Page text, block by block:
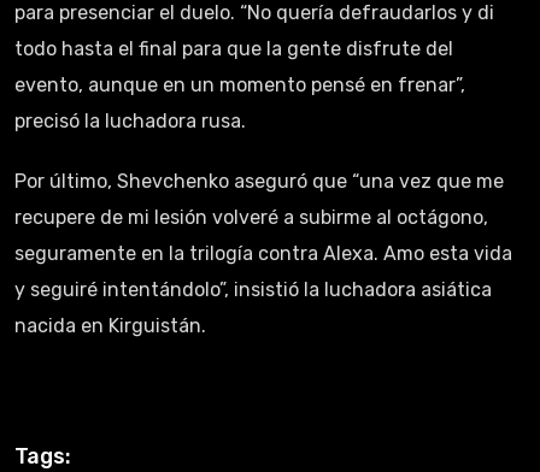
para presenciar el duelo. “No quería defraudarlos y di
todo hasta el final para que la gente disfrute del
evento, aunque en un momento pensé en frenar”,
precisó la luchadora rusa.
Por último, Shevchenko aseguró que “una vez que me
recupere de mi lesión volveré a subirme al octágono,
seguramente en la trilogía contra Alexa. Amo esta vida
y seguiré intentándolo”, insistió la luchadora asiática
nacida en Kirguistán.
Tags: